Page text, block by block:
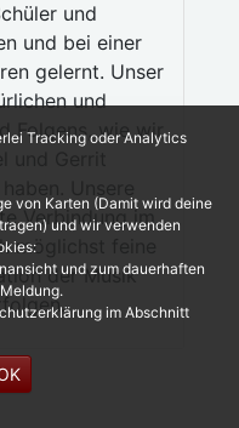
und
und bei einer
gelernt. Unser
und
Folgens, wie wir
und Gerrit
Verbindung im
möglichst feine
der Musik
Tracking oder Analytics
von Karten (Damit wird deine
und wir verwenden
und zum dauerhaften
im Abschnitt